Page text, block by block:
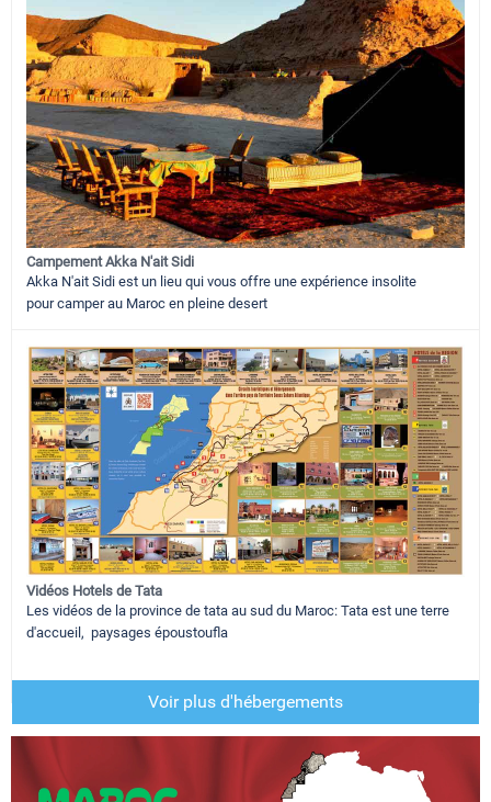
Campement Akka N'ait Sidi
Akka N'ait Sidi est un lieu qui vous offre une expérience insolite
pour camper au Maroc en pleine desert
Vidéos Hotels de Tata
Les vidéos de la province de tata au sud du Maroc: Tata est une terre
d'accueil, paysages époustoufla
Voir plus d'hébergements